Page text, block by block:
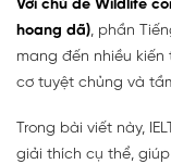
Với chủ đề Wildlife
hoang dã), phần
mang đến nhiều
cơ tuyệt chủng và
Trong bài viết này,
giải thích cụ thể,